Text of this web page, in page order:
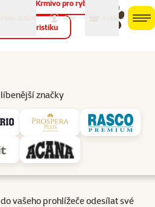
můj
účet
Krmivo pro ryby
pro teraristiku
značky
o cookies 🍪
jejich prohlížení a poskytování
vašeho prohlížeče odesílat své